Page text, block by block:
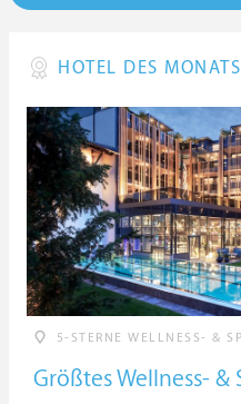
HOTEL DES MONATS
5-STERNE WELLNESS- &
Größtes Wellness- &